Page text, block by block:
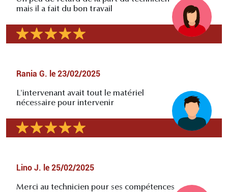
mais il a fait du bon travail
Rania G. le 23/02/2025
L'intervenant avait tout le matériel
nécessaire pour intervenir
Lino J. le 25/02/2025
Merci au technicien pour ses compétences